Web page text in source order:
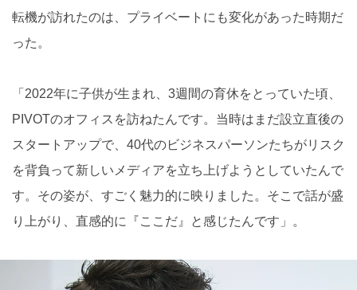
転機が訪れたのは、プライベートにも変化があった時期だ
った。
「2022年に子供が生まれ、3週間の育休をとっていた頃、
PIVOTのオフィスを訪ねたんです。当時はまだ設立直後の
スタートアップで、40代のビジネスパーソンたちがリスク
を背負って新しいメディアを立ち上げようとしていたんで
す。その姿が、すごく魅力的に映りました。そこで話が盛
り上がり、直感的に『ここだ』と感じたんです」。